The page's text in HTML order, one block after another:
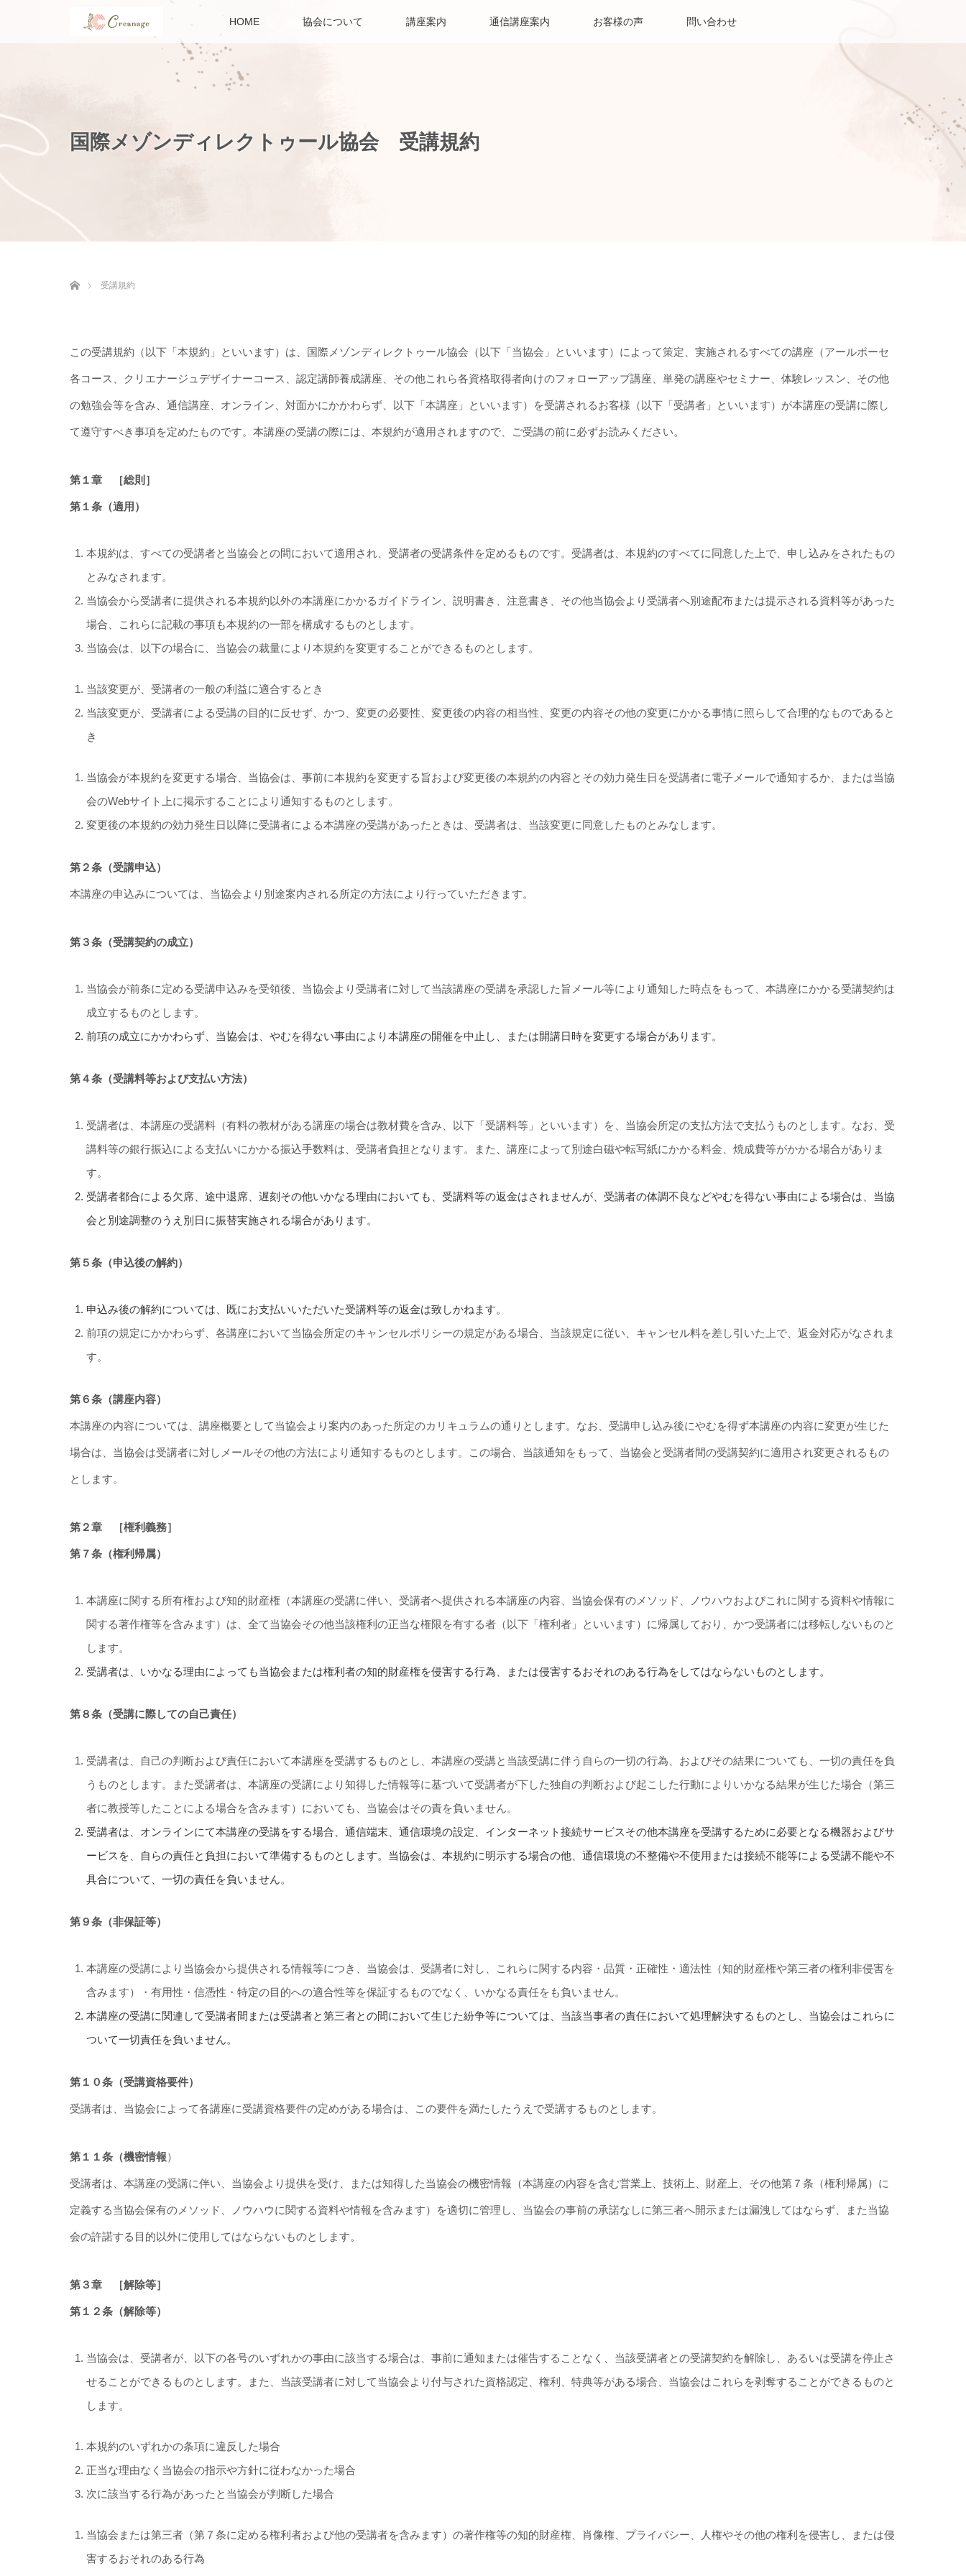
HOME 協会について 講座案内 通信講座案内 お客様の声 問い合わせ
国際メゾンディレクトゥール協会 受講規約
受講規約
この受講規約（以下「本規約」といいます）は、国際メゾンディレクトゥール協会（以下「当協会」といいます）によって策定、実施されるすべての講座（アールポーセ
各コース、クリエナージュデザイナーコース、認定講師養成講座、その他これら各資格取得者向けのフォローアップ講座、単発の講座やセミナー、体験レッスン、その他
の勉強会等を含み、通信講座、オンライン、対面かにかかわらず、以下「本講座」といいます）を受講されるお客様（以下「受講者」といいます）が本講座の受講に際し
て遵守すべき事項を定めたものです。本講座の受講の際には、本規約が適用されますので、ご受講の前に必ずお読みください。
第１章 ［総則］
第１条（適用）
本規約は、すべての受講者と当協会との間において適用され、受講者の受講条件を定めるものです。受講者は、本規約のすべてに同意した上で、申し込みをされたもの
とみなされます。
当協会から受講者に提供される本規約以外の本講座にかかるガイドライン、説明書き、注意書き、その他当協会より受講者へ別途配布または提示される資料等があった
場合、これらに記載の事項も本規約の一部を構成するものとします。
当協会は、以下の場合に、当協会の裁量により本規約を変更することができるものとします。
当該変更が、受講者の一般の利益に適合するとき
当該変更が、受講者による受講の目的に反せず、かつ、変更の必要性、変更後の内容の相当性、変更の内容その他の変更にかかる事情に照らして合理的なものであると
き
当協会が本規約を変更する場合、当協会は、事前に本規約を変更する旨および変更後の本規約の内容とその効力発生日を受講者に電子メールで通知するか、または当協
会のWebサイト上に掲示することにより通知するものとします。
変更後の本規約の効力発生日以降に受講者による本講座の受講があったときは、受講者は、当該変更に同意したものとみなします。
第２条（受講申込）
本講座の申込みについては、当協会より別途案内される所定の方法により行っていただきます。
第３条（受講契約の成立）
当協会が前条に定める受講申込みを受領後、当協会より受講者に対して当該講座の受講を承認した旨メール等により通知した時点をもって、本講座にかかる受講契約は
成立するものとします。
前項の成立にかかわらず、当協会は、やむを得ない事由により本講座の開催を中止し、または開講日時を変更する場合があります。
第４条（受講料等および支払い方法）
受講者は、本講座の受講料（有料の教材がある講座の場合は教材費を含み、以下「受講料等」といいます）を、当協会所定の支払方法で支払うものとします。なお、受
講料等の銀行振込による支払いにかかる振込手数料は、受講者負担となります。また、講座によって別途白磁や転写紙にかかる料金、焼成費等がかかる場合がありま
す。
受講者都合による欠席、途中退席、遅刻その他いかなる理由においても、受講料等の返金はされませんが、受講者の体調不良などやむを得ない事由による場合は、当協
会と別途調整のうえ別日に振替実施される場合があります。
第５条（申込後の解約）
申込み後の解約については、既にお支払いいただいた受講料等の返金は致しかねます。
前項の規定にかかわらず、各講座において当協会所定のキャンセルポリシーの規定がある場合、当該規定に従い、キャンセル料を差し引いた上で、返金対応がなされま
す。
第６条（講座内容）
本講座の内容については、講座概要として当協会より案内のあった所定のカリキュラムの通りとします。なお、受講申し込み後にやむを得ず本講座の内容に変更が生じた
場合は、当協会は受講者に対しメールその他の方法により通知するものとします。この場合、当該通知をもって、当協会と受講者間の受講契約に適用され変更されるもの
とします。
第２章 ［権利義務］
第７条（権利帰属）
本講座に関する所有権および知的財産権（本講座の受講に伴い、受講者へ提供される本講座の内容、当協会保有のメソッド、ノウハウおよびこれに関する資料や情報に
関する著作権等を含みます）は、全て当協会その他当該権利の正当な権限を有する者（以下「権利者」といいます）に帰属しており、かつ受講者には移転しないものと
します。
受講者は、いかなる理由によっても当協会または権利者の知的財産権を侵害する行為、または侵害するおそれのある行為をしてはならないものとします。
第８条（受講に際しての自己責任）
受講者は、自己の判断および責任において本講座を受講するものとし、本講座の受講と当該受講に伴う自らの一切の行為、およびその結果についても、一切の責任を負
うものとします。また受講者は、本講座の受講により知得した情報等に基づいて受講者が下した独自の判断および起こした行動によりいかなる結果が生じた場合（第三
者に教授等したことによる場合を含みます）においても、当協会はその責を負いません。
受講者は、オンラインにて本講座の受講をする場合、通信端末、通信環境の設定、インターネット接続サービスその他本講座を受講するために必要となる機器およびサ
ービスを、自らの責任と負担において準備するものとします。当協会は、本規約に明示する場合の他、通信環境の不整備や不使用または接続不能等による受講不能や不
具合について、一切の責任を負いません。
第９条（非保証等）
本講座の受講により当協会から提供される情報等につき、当協会は、受講者に対し、これらに関する内容・品質・正確性・適法性（知的財産権や第三者の権利非侵害を
含みます）・有用性・信憑性・特定の目的への適合性等を保証するものでなく、いかなる責任をも負いません。
本講座の受講に関連して受講者間または受講者と第三者との間において生じた紛争等については、当該当事者の責任において処理解決するものとし、当協会はこれらに
ついて一切責任を負いません。
第１０条（受講資格要件）
受講者は、当協会によって各講座に受講資格要件の定めがある場合は、この要件を満たしたうえで受講するものとします。
第１１条（機密情報）
受講者は、本講座の受講に伴い、当協会より提供を受け、または知得した当協会の機密情報（本講座の内容を含む営業上、技術上、財産上、その他第７条（権利帰属）に
定義する当協会保有のメソッド、ノウハウに関する資料や情報を含みます）を適切に管理し、当協会の事前の承諾なしに第三者へ開示または漏洩してはならず、また当協
会の許諾する目的以外に使用してはならないものとします。
第３章 ［解除等］
第１２条（解除等）
当協会は、受講者が、以下の各号のいずれかの事由に該当する場合は、事前に通知または催告することなく、当該受講者との受講契約を解除し、あるいは受講を停止さ
せることができるものとします。また、当該受講者に対して当協会より付与された資格認定、権利、特典等がある場合、当協会はこれらを剥奪することができるものと
します。
本規約のいずれかの条項に違反した場合
正当な理由なく当協会の指示や方針に従わなかった場合
次に該当する行為があったと当協会が判断した場合
当協会または第三者（第７条に定める権利者および他の受講者を含みます）の著作権等の知的財産権、肖像権、プライバシー、人権やその他の権利を侵害し、または侵
害するおそれのある行為